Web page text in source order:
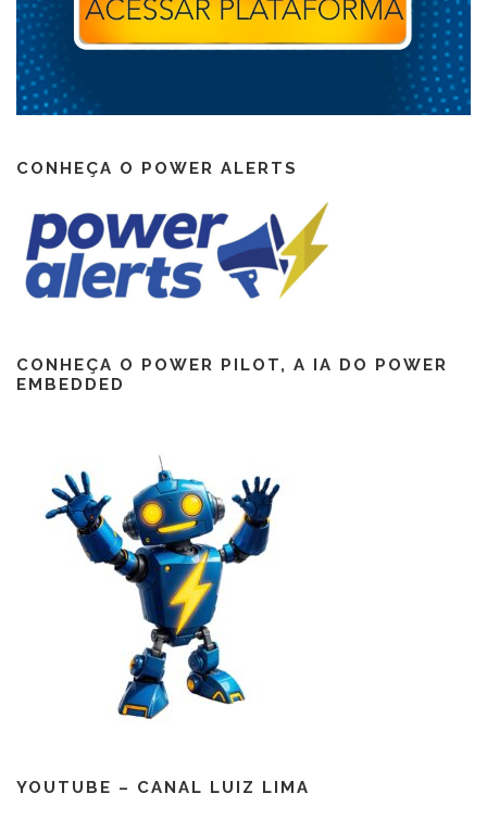
CONHEÇA O POWER ALERTS
CONHEÇA O POWER PILOT, A IA DO POWER
EMBEDDED
YOUTUBE – CANAL LUIZ LIMA